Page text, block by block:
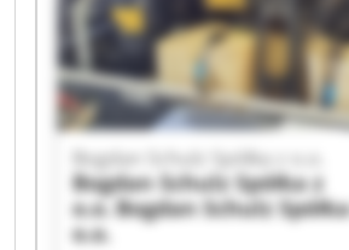
Bogdan Schulz Spółka z o.o.
Bogdan Schulz Spółka z
o.o. Bogdan Schulz
o.o.